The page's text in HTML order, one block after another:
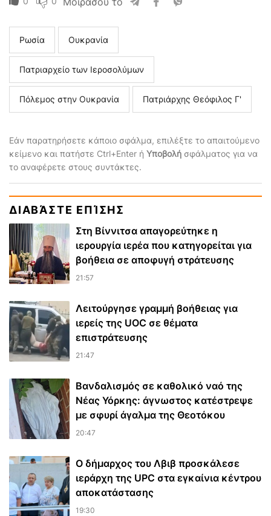
Ρωσία Ουκρανία
Πατριαρχείο των Ιεροσολύμων
Πόλεμος στην Ουκρανία Πατριάρχης Θεόφιλος Γ'
Εάν παρατηρήσετε κάποιο σφάλμα, επιλέξτε το απαιτούμενο
κείμενο και πατήστε Ctrl+Enter ή Υποβολή σφάλματος για να
το αναφέρετε στους συντάκτες.
ΔΙΑΒΆΣΤΕ ΕΠΊΣΗΣ
Στη Βίννιτσα απαγορεύτηκε η
ιερουργία ιερέα που κατηγορείται για
βοήθεια σε αποφυγή στράτευσης
21:57
Λειτούργησε γραμμή βοήθειας για
ιερείς της UOC σε θέματα
επιστράτευσης
21:47
Βανδαλισμός σε καθολικό ναό της
Νέας Υόρκης: άγνωστος κατέστρεψε
με σφυρί άγαλμα της Θεοτόκου
20:47
Ο δήμαρχος του Λβιβ προσκάλεσε
ιεράρχη της UPC στα εγκαίνια κέντρου
αποκατάστασης
19:30